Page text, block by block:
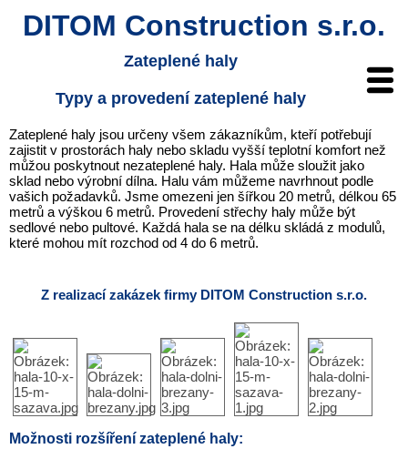
DITOM Construction s.r.o.
Zateplené haly
Typy a provedení zateplené haly
Zateplené haly jsou určeny všem zákazníkům, kteří potřebují
zajistit v prostorách haly nebo skladu vyšší teplotní komfort než
můžou poskytnout nezateplené haly. Hala může sloužit jako
sklad nebo výrobní dílna. Halu vám můžeme navrhnout podle
vašich požadavků. Jsme omezeni jen šířkou 20 metrů, délkou 65
metrů a výškou 6 metrů. Provedení střechy haly může být
sedlové nebo pultové. Každá hala se na délku skládá z modulů,
které mohou mít rozchod od 4 do 6 metrů.
Z realizací zakázek firmy DITOM Construction s.r.o.
Možnosti rozšíření zateplené haly: